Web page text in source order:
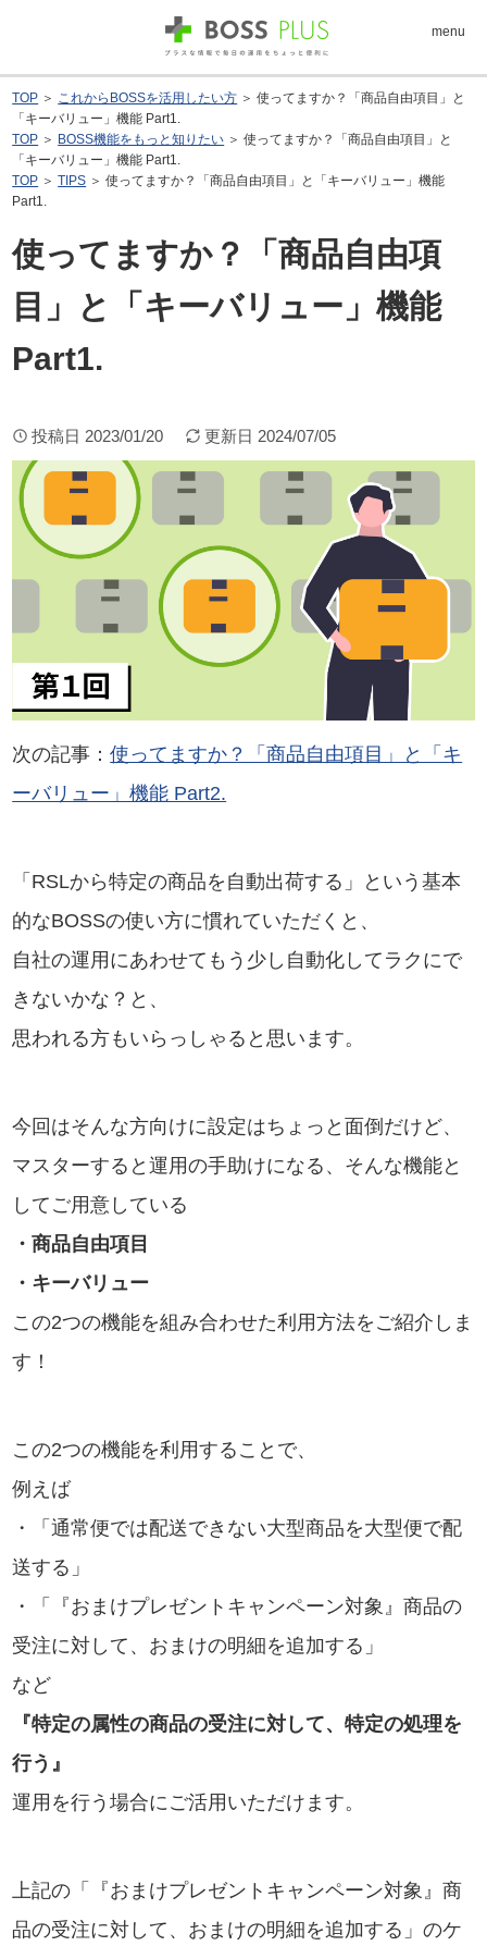
menu
TOP ＞ これからBOSSを活用したい方 ＞ 使ってますか？「商品自由項目」と
「キーバリュー」機能 Part1.
TOP ＞ BOSS機能をもっと知りたい ＞ 使ってますか？「商品自由項目」と
「キーバリュー」機能 Part1.
TOP ＞TIPS ＞ 使ってますか？「商品自由項目」と「キーバリュー」機能
Part1.
使ってますか？「商品自由項
目」と「キーバリュー」機能
Part1.
投稿日 2023/01/20 更新日 2024/07/05
次の記事：使ってますか？「商品自由項目」と「キ
ーバリュー」機能 Part2.
「RSLから特定の商品を自動出荷する」という基本
的なBOSSの使い方に慣れていただくと、
自社の運用にあわせてもう少し自動化してラクにで
きないかな？と、
思われる方もいらっしゃると思います。
今回はそんな方向けに設定はちょっと面倒だけど、
マスターすると運用の手助けになる、そんな機能と
してご用意している
・商品自由項目
・キーバリュー
この2つの機能を組み合わせた利用方法をご紹介しま
す！
この2つの機能を利用することで、
例えば
・「通常便では配送できない大型商品を大型便で配
送する」
・「『おまけプレゼントキャンペーン対象』商品の
受注に対して、おまけの明細を追加する」
など
『特定の属性の商品の受注に対して、特定の処理を
行う』
運用を行う場合にご活用いただけます。
上記の「『おまけプレゼントキャンペーン対象』商
品の受注に対して、おまけの明細を追加する」のケ